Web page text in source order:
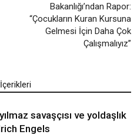
Bakanlığı’ndan Rapor:
“Çocukların Kuran Kursuna
Gelmesi İçin Daha Çok
Çalışmalıyız”
yılmaz savaşçısı ve yoldaşlık
Engels